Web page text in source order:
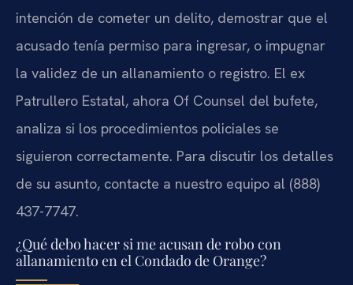
intención de cometer un delito, demostrar que el
acusado tenía permiso para ingresar, o impugnar
la validez de un allanamiento o registro. El ex
Patrullero Estatal, ahora Of Counsel del bufete,
analiza si los procedimientos policiales se
siguieron correctamente. Para discutir los detalles
de su asunto, contacte a nuestro equipo al (888)
437-7747.
¿Qué debo hacer si me acusan de robo con
allanamiento en el Condado de Orange?